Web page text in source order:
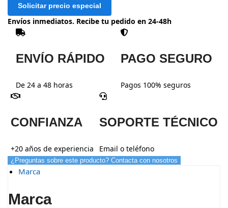
Solicitar precio especial
Envíos inmediatos. Recibe tu pedido en 24-48h
ENVÍO RÁPIDO
De 24 a 48 horas
PAGO SEGURO
Pagos 100% seguros
CONFIANZA
+20 años de experiencia
SOPORTE TÉCNICO
Email o teléfono
¿Preguntas sobre este producto? Contacta con nosotros
Marca
Marca